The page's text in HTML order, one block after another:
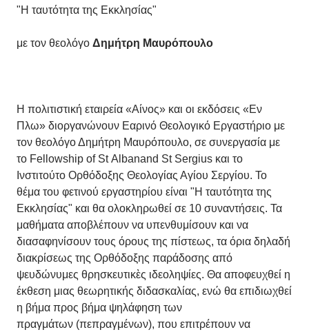
"Η ταυτότητα της Εκκλησίας"
με τον θεολόγο Δημήτρη Μαυρόπουλο
H πολιτιστική εταιρεία «Αίνος» και οι εκδόσεις «Εν
Πλω» διοργανώνουν Εαρινό Θεολογικό Εργαστήριο με
τον θεολόγο Δημήτρη Μαυρόπουλο, σε συνεργασία με
το Fellowship of St Albanand St Sergius και το
Ινστιτούτο Ορθόδοξης Θεολογίας Αγίου Σεργίου. Το
θέμα του φετινού εργαστηρίου είναι "Η ταυτότητα της
Εκκλησίας" και θα ολοκληρωθεί σε 10 συναντήσεις. Τα
μαθήματα αποβλέπουν να υπενθυμίσουν και να
διασαφηνίσουν τους όρους της πίστεως, τα όρια δηλαδή
διακρίσεως της Ορθόδοξης παράδοσης από
ψευδώνυμες θρησκευτικὲς ιδεοληψίες. Θα αποφευχθεί η
έκθεση μιας θεωρητικής διδασκαλίας, ενώ θα επιδιωχθεί
η βήμα προς βήμα ψηλάφηση των
πραγμάτων (πεπραγμένων), που επιτρέπουν να